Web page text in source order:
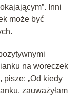
Inni
może być
na woreczek
pisze: „Od kiedy
zauważyłam